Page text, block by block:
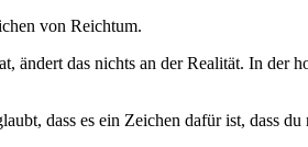
von Reichtum.
das nichts an der Realität. In der
dass es ein Zeichen dafür ist, dass